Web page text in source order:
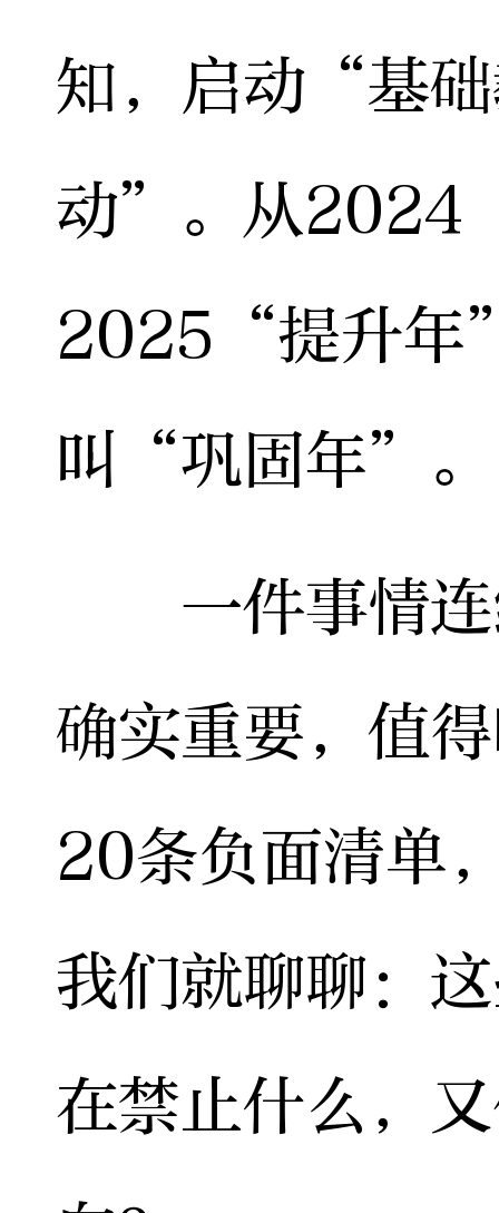
知，启动“基
动”。从
2025“提升年
叫“巩固年”。
一件事情连
确实重要，值
20条负面清单
我们就聊聊：
在禁止什么，